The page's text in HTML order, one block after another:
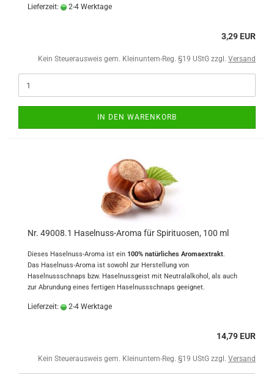
Lieferzeit: 2-4 Werktage
3,29 EUR
Kein Steuerausweis gem. Kleinuntern-Reg. §19 UStG zzgl. Versand
IN DEN WARENKORB
Nr. 49008.1 Haselnuss-Aroma für Spirituosen, 100 ml
Dieses Haselnuss-Aroma ist ein 100% natürliches Aromaextrakt.
Das Haselnuss-Aroma ist sowohl zur Herstellung von
Haselnussschnaps bzw. Haselnussgeist mit Neutralalkohol, als auch
zur Abrundung eines fertigen Haselnussschnaps geeignet.
Lieferzeit: 2-4 Werktage
14,79 EUR
Kein Steuerausweis gem. Kleinuntern-Reg. §19 UStG zzgl. Versand